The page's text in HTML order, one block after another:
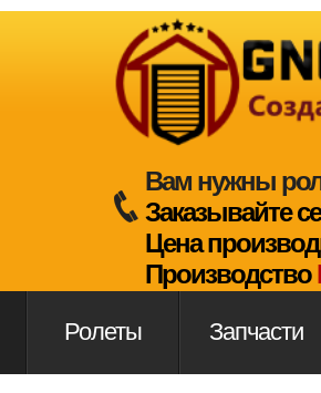
Вам нужны
Заказывайте
Цена
Производство
Ролеты Запчасти